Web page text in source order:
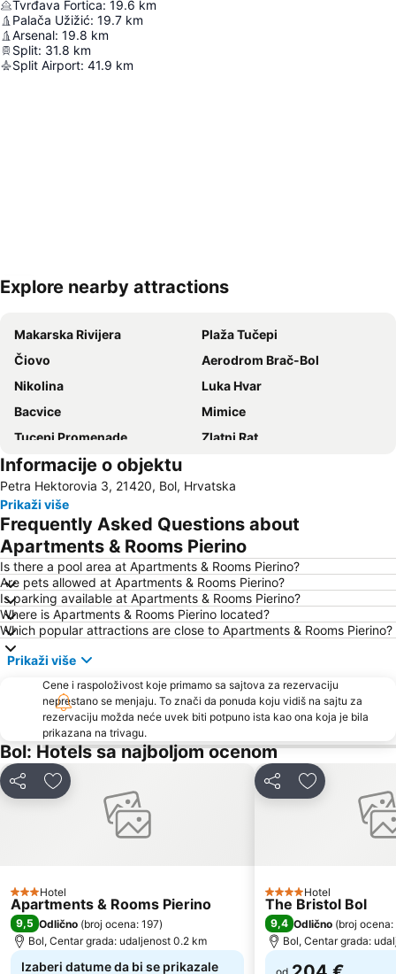
Tvrđava Fortica: 19.6 km
Palača Užižić: 19.7 km
Arsenal: 19.8 km
Split: 31.8 km
Split Airport: 41.9 km
Explore nearby attractions
Makarska Rivijera
Plaža Tučepi
Čiovo
Aerodrom Brač-Bol
Nikolina
Luka Hvar
Bacvice
Mimice
Tucepi Promenade
Zlatni Rat
Camp Vira
Riva
Vrboska
Park Prirode Biokovo
Duga Uvala
Pučišća
Pakleni Otoci
Stobreč
Donja Luka
Port of Split
Srebrna Vrata
Zračna Luka Split
Grada Trogira
Romanski grad Trogir
Informacije o objektu
Petra Hektorovia 3, 21420, Bol, Hrvatska
Prikaži više
Frequently Asked Questions about
Apartments & Rooms Pierino
Is there a pool area at Apartments & Rooms Pierino?
Are pets allowed at Apartments & Rooms Pierino?
Is parking available at Apartments & Rooms Pierino?
Where is Apartments & Rooms Pierino located?
Which popular attractions are close to Apartments & Rooms Pierino?
Prikaži više
Cene i raspoloživost koje primamo sa sajtova za rezervaciju
neprestano se menjaju. To znači da ponuda koju vidiš na sajtu za
rezervaciju možda neće uvek biti potpuno ista kao ona koja je bila
prikazana na trivagu.
Bol: Hotels sa najboljom ocenom
Deli Dodati u favorite
3 Zvezdice
Hotel
Apartments & Rooms Pierino
9,5 Odlično (broj ocena: 197)
Bol, Centar grada: udaljenost 0.2 km
Izaberi datume da bi se prikazale
Deli Dodati u
4 Zvezdice
Hotel
The Bristol Bol
9,4 Odlično (broj
Bol, Centar grada: